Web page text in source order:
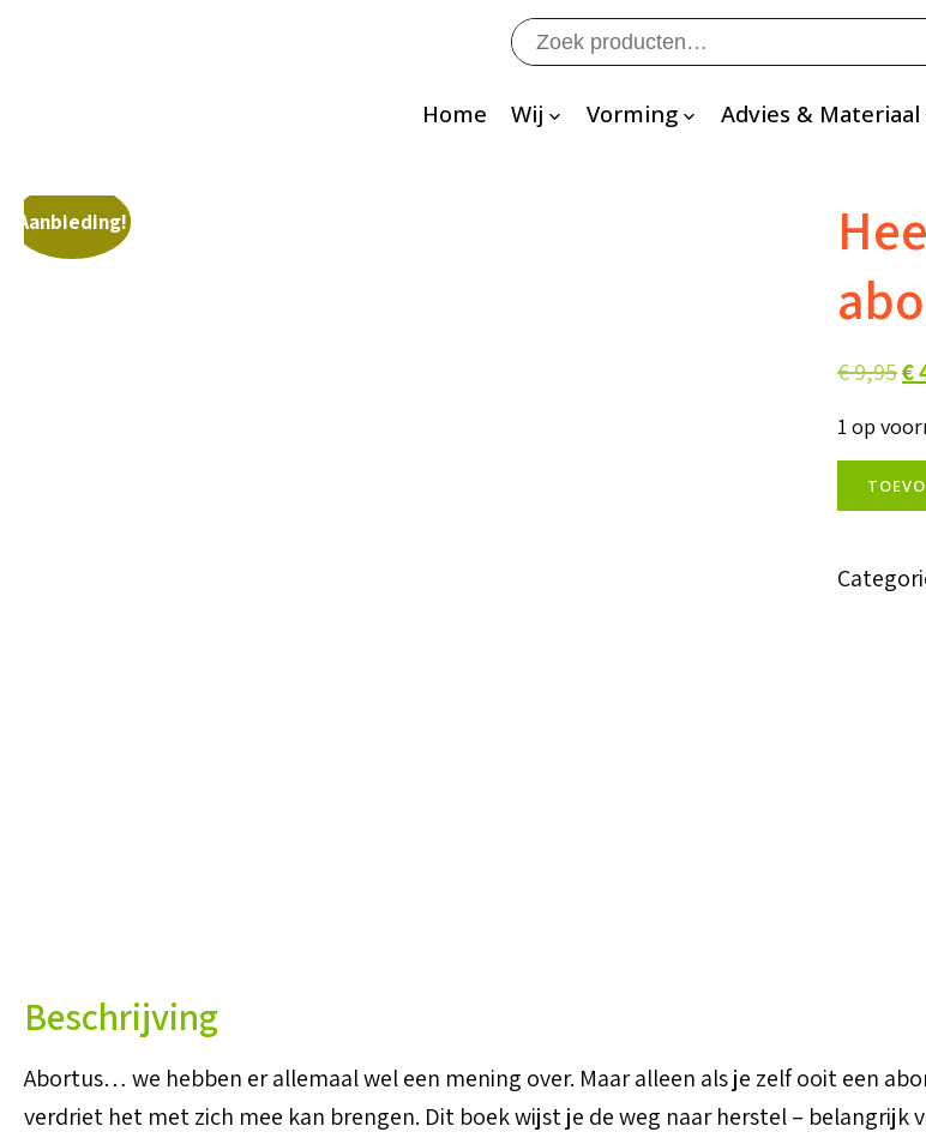
Zoeken
naar:
Home Wij Vorming Advies & Materiaal
Aanbieding!
€9,95
€
€
1 op
Heel
haar
-
Beschrijving
Abortus… we hebben er allemaal wel een mening over. Maar alleen als je zelf ooit een
verdriet het met zich mee kan brengen. Dit boek wijst je de weg naar herstel –